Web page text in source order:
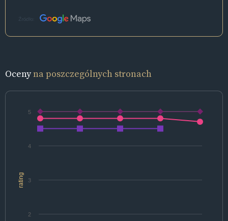
Źródło:
Ocenyna poszczególnych stronach
rating
2
3
4
5